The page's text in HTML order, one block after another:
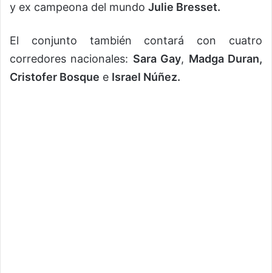
y ex campeona del mundo Julie Bresset.
El conjunto también contará con cuatro
corredores nacionales: Sara Gay, Madga Duran,
Cristofer Bosque e Israel Núñez.